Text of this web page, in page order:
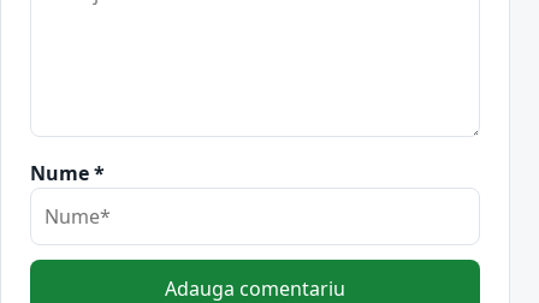
Nume *
Adauga comentariu